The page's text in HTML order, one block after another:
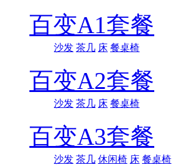
百变A1套餐
沙发 茶几 床 餐桌椅
百变A2套餐
沙发 茶几 床 餐桌椅
百变A3套餐
沙发 茶几 休闲椅 床 餐桌椅